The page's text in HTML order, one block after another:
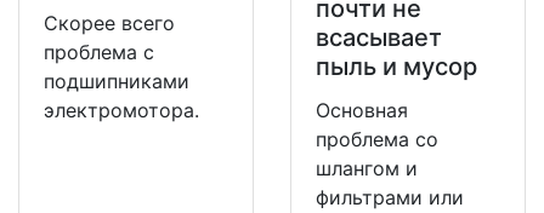
Скорее всего
проблема с
подшипниками
электромотора.
почти не
всасывает
пыль и мусор
Основная
проблема со
шлангом и
фильтрами или